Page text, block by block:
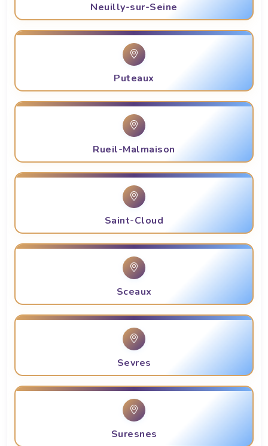
Neuilly-sur-Seine
Puteaux
Rueil-Malmaison
Saint-Cloud
Sceaux
Sevres
Suresnes